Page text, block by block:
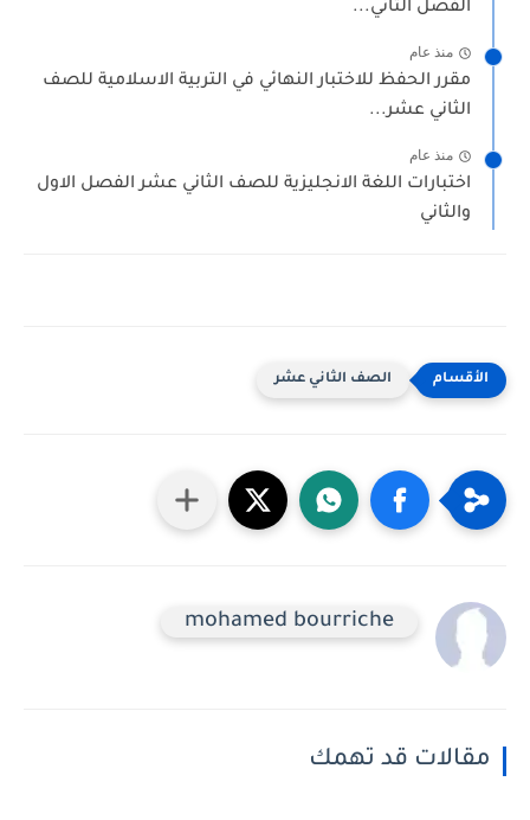
الفصل الثاني...
منذ عام
مقرر الحفظ للاختبار النهائي في التربية الاسلامية للصف
الثاني عشر...
منذ عام
اختبارات اللغة الانجليزية للصف الثاني عشر الفصل الاول
والثاني
الصف الثاني عشر
mohamed bourriche
مقالات قد تهمك